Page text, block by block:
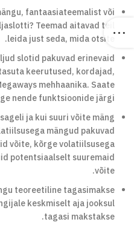
fantaasiateemalist või
Teemad aitavad teil
leida just seda, mida otsite.
slotid pakuvad erinevaid
keerutused, kordajad,
mehhaanika. Saate
nende funktsioonide järgi.
ja kui suuri võite mäng
mängud pakuvad
võite, kõrge volatiilsusega
potentsiaalselt suuremaid
võite.
teoreetiline tagasimakse
keskmiselt aja jooksul
tagasi makstakse.